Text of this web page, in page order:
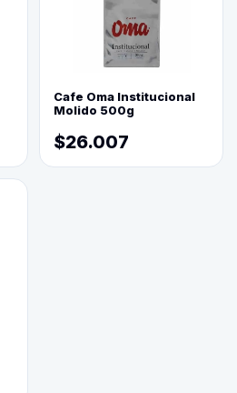
Cafe Oma Institucional
Molido 500g
$26.007